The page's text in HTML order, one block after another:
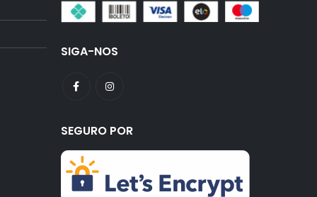
SIGA-NOS
SEGURO POR